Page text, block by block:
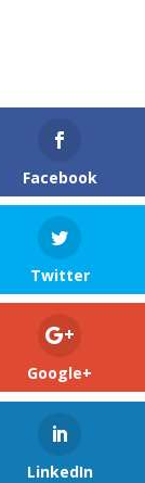
Facebook
Twitter
Google+
LinkedIn